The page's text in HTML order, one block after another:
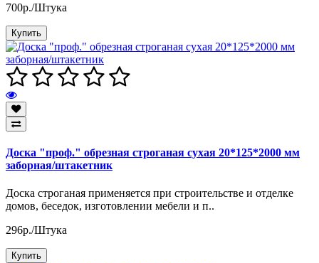
700р./Штука
Купить
Доска "проф." обрезная строганая сухая 20*125*2000 мм
заборная/штакетник
Доска строганая применяется при строительстве и отделке
домов, беседок, изготовлении мебели и п..
296р./Штука
Купить